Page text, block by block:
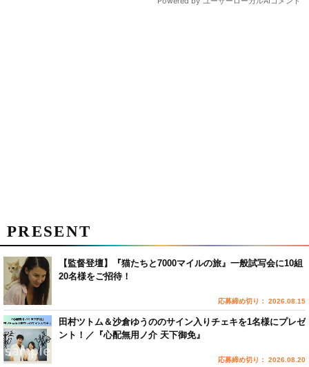
PRESENT
【監督登壇】『猫たちと7000マイルの旅』一般試写会に10組
20名様をご招待！
応募締め切り： 2026.08.15
田村ツトム＆沙倉ゆうののサイン入りチェキを1名様にプレゼ
ント！／『心配無用ノ介 天下御免』
応募締め切り： 2026.08.20